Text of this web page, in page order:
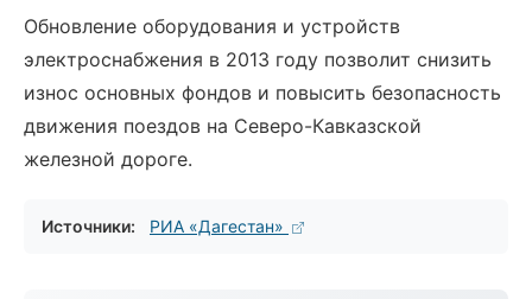
Обновление оборудования и устройств
электроснабжения в 2013 году позволит снизить
износ основных фондов и повысить безопасность
движения поездов на Северо-Кавказской
железной дороге.
Источники: РИА «Дагестан»